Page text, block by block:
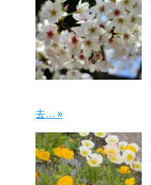
去… »